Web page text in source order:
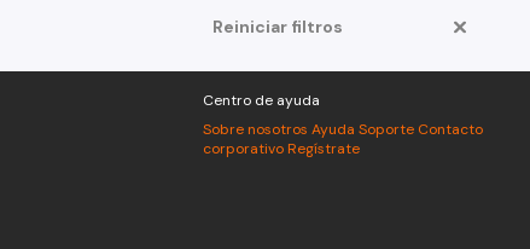
American Motors
Reiniciar filtros
Centro de ayuda
Sobre nosotros Ayuda Soporte Contacto
corporativo Regístrate